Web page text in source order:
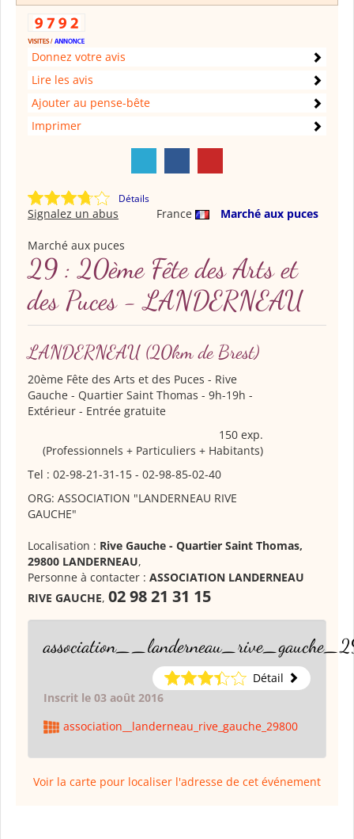
Donnez votre avis
Lire les avis
Ajouter au pense-bête
Imprimer
Détails
France Marché aux puces
Signalez un abus
Marché aux puces
29 : 20ème Fête des Arts et
des Puces - LANDERNEAU
LANDERNEAU (20km de Brest)
20ème Fête des Arts et des Puces - Rive
Gauche - Quartier Saint Thomas - 9h-19h -
Extérieur - Entrée gratuite
150 exp.
(Professionnels + Particuliers + Habitants)
Tel : 02-98-21-31-15 - 02-98-85-02-40
ORG: ASSOCIATION "LANDERNEAU RIVE
GAUCHE"
Localisation : Rive Gauche - Quartier Saint Thomas,
29800 LANDERNEAU,
Personne à contacter : ASSOCIATION LANDERNEAU
RIVE GAUCHE, 02 98 21 31 15
Détail
Inscrit le 03 août 2016
association__landerneau_rive_gauche_29800
Voir la carte pour localiser l'adresse de cet événement